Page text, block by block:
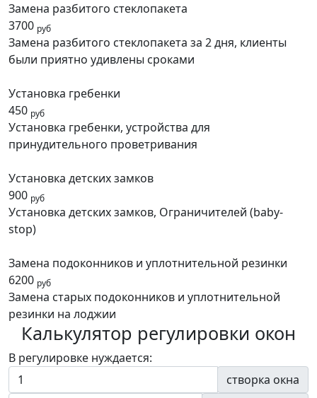
Замена разбитого стеклопакета
3700 руб
Замена разбитого стеклопакета за 2 дня, клиенты
были приятно удивлены сроками
Установка гребенки
450 руб
Установка гребенки, устройства для
принудительного проветривания
Установка детских замков
900 руб
Установка детских замков, Ограничителей (baby-
stop)
Замена подоконников и уплотнительной резинки
6200 руб
Замена старых подоконников и уплотнительной
резинки на лоджии
Калькулятор регулировки окон
В регулировке нуждается:
створка окна